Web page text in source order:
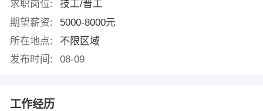
求职岗位:
技工/普工
期望薪资:
5000-8000元
所在地点:
不限区域
发布时间:
08-09
工作经历